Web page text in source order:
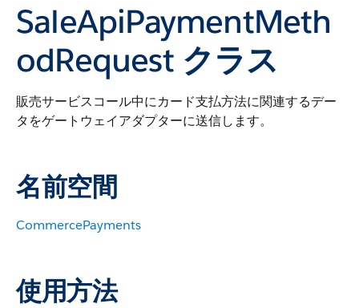
SaleApiPaymentMeth
odRequest クラス
販売サービスコール中にカード支払方法に関連するデー
タをゲートウェイアダプターに送信します。
名前空間
CommercePayments
使用方法